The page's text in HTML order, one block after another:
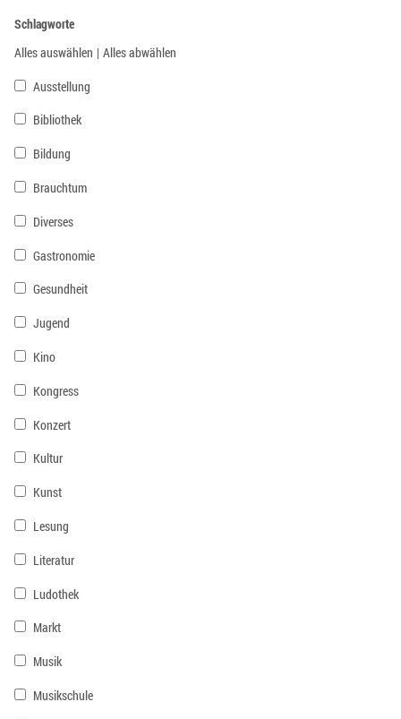
Schlagworte
Alles auswählen | Alles abwählen
Ausstellung
Bibliothek
Bildung
Brauchtum
Diverses
Gastronomie
Gesundheit
Jugend
Kino
Kongress
Konzert
Kultur
Kunst
Lesung
Literatur
Ludothek
Markt
Musik
Musikschule